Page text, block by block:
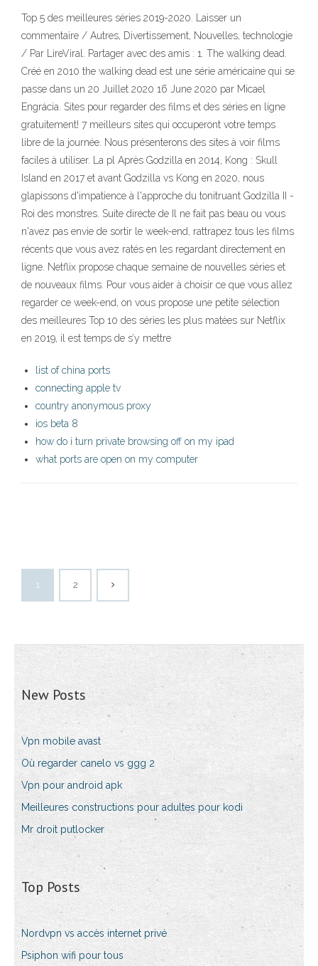
Top 5 des meilleures séries 2019-2020. Laisser un
commentaire / Autres, Divertissement, Nouvelles, technologie
/ Par LireViral. Partager avec des amis : 1. The walking dead.
Créé en 2010 the walking dead est une série américaine qui se
passe dans un 20 Juillet 2020 16 June 2020 par Micael
Engrácia. Sites pour regarder des films et des séries en ligne
gratuitement! 7 meilleurs sites qui occuperont votre temps
libre de la journée. Nous présenterons des sites à voir films
faciles à utiliser. La pl Après Godzilla en 2014, Kong : Skull
Island en 2017 et avant Godzilla vs Kong en 2020, nous
glapissons d'impatience à l'approche du tonitruant Godzilla II -
Roi des monstres. Suite directe de Il ne fait pas beau ou vous
n'avez pas envie de sortir le week-end, rattrapez tous les films
récents que vous avez ratés en les regardant directement en
ligne. Netflix propose chaque semaine de nouvelles séries et
de nouveaux films. Pour vous aider à choisir ce que vous allez
regarder ce week-end, on vous propose une petite sélection
des meilleures Top 10 des séries les plus matées sur Netflix
en 2019, il est temps de s’y mettre
list of china ports
connecting apple tv
country anonymous proxy
ios beta 8
how do i turn private browsing off on my ipad
what ports are open on my computer
1 2
New Posts
Vpn mobile avast
Où regarder canelo vs ggg 2
Vpn pour android apk
Meilleures constructions pour adultes pour kodi
Mr droit putlocker
Top Posts
Nordvpn vs accès internet privé
Psiphon wifi pour tous